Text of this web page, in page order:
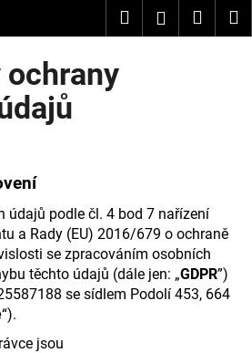
HledatPřihlášení
údajů podle čl. 4 bod 7 nařízení
a Rady (EU) 2016/679 o ochraně
se zpracováním osobních
těchto údajů (dále jen: „GDPR”)
se sídlem Podolí 453, 664
“).
jsou